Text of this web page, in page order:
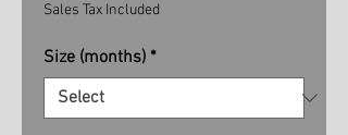
Sales Tax Included
Size (months) *